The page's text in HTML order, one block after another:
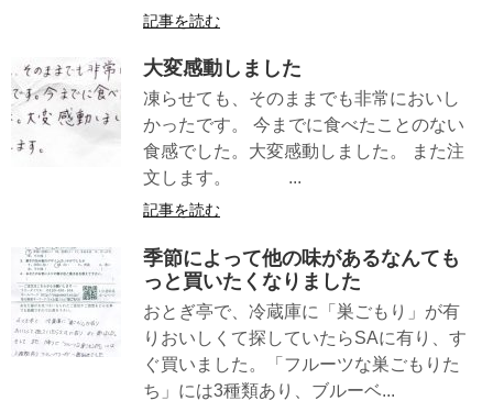
記事を読む
大変感動しました
凍らせても、そのままでも非常においし
かったです。 今までに食べたことのない
食感でした。大変感動しました。 また注
文します。 ...
記事を読む
季節によって他の味があるなんても
っと買いたくなりました
おとぎ亭で、冷蔵庫に「巣ごもり」が有
りおいしくて探していたらSAに有り、す
ぐ買いました。「フルーツな巣ごもりた
ち」には3種類あり、ブルーベ...